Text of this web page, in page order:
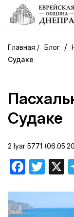
Блог /
Судаке
Судаке
2 Iyar 5771
Facebook
Twitter